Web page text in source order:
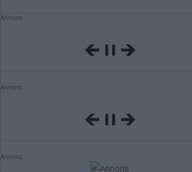
Annons:
Annons:
Annons: